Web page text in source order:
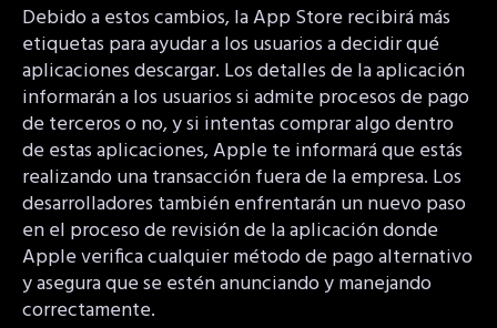
Debido a estos cambios, la App Store recibirá más
etiquetas para ayudar a los usuarios a decidir qué
aplicaciones descargar. Los detalles de la aplicación
informarán a los usuarios si admite procesos de pago
de terceros o no, y si intentas comprar algo dentro
de estas aplicaciones, Apple te informará que estás
realizando una transacción fuera de la empresa. Los
desarrolladores también enfrentarán un nuevo paso
en el proceso de revisión de la aplicación donde
Apple verifica cualquier método de pago alternativo
y asegura que se estén anunciando y manejando
correctamente.